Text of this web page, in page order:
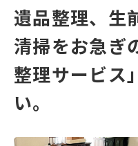
遺品整理、⽣
清掃をお急ぎ
整理サービス
い。